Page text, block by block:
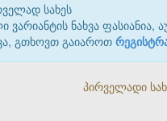
სახეს
ნახვა ფასიანია,
გთხოვთ გაიაროთ
პირველადი